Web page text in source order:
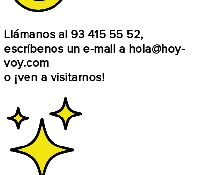
Llámanos al 93 415 55 52,
escríbenos un e-mail a hola@hoy-
voy.com
o ¡ven a visitarnos!